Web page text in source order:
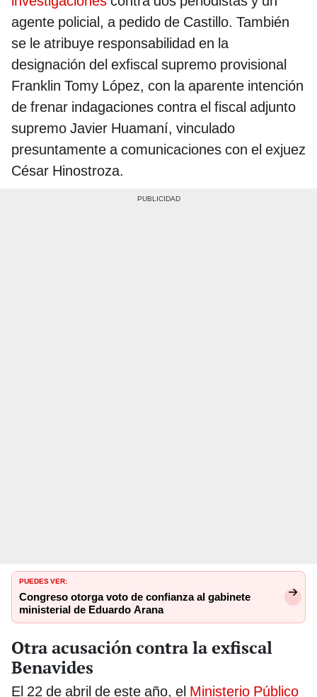
agente policial, a pedido de Castillo. También
se le atribuye responsabilidad en la
designación del exfiscal supremo provisional
Franklin Tomy López, con la aparente intención
de frenar indagaciones contra el fiscal adjunto
supremo Javier Huamaní, vinculado
presuntamente a comunicaciones con el exjuez
César Hinostroza.
PUEDES VER:
Congreso otorga voto de confianza al gabinete
ministerial de Eduardo Arana
Otra acusación contra la exfiscal
Benavides
El 22 de abril de este año, el Ministerio Público